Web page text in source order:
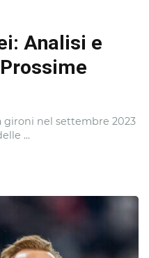
Analisi e
gironi nel settembre 2023
...